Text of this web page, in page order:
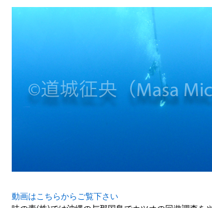
動画はこちらからご覧下さい